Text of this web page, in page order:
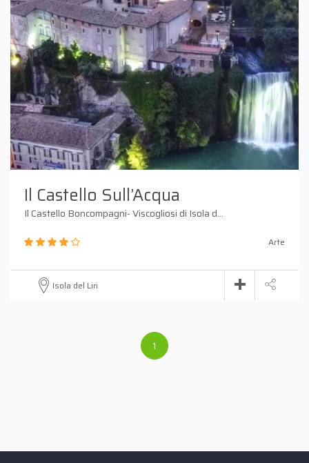
Il Castello Sull’Acqua
Il Castello Boncompagni- Viscogliosi di Isola d...
Arte
Isola del Liri
1